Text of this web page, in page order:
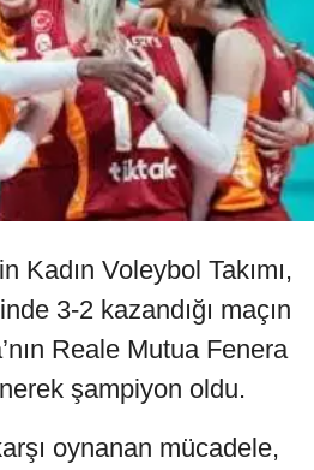
Kadın Voleybol Takımı,
3-2 kazandığı maçın
Reale Mutua Fenera
şampiyon oldu.
oynanan mücadele,